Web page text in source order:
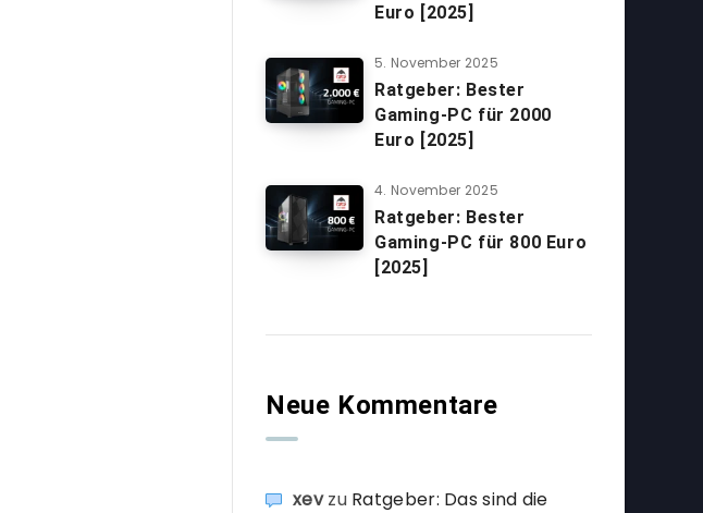
Euro [2025]
5. November 2025
Ratgeber: Bester
Gaming-PC für 2000
Euro [2025]
4. November 2025
Ratgeber: Bester
Gaming-PC für 800 Euro
[2025]
Neue Kommentare
xevzu Ratgeber: Das sind die